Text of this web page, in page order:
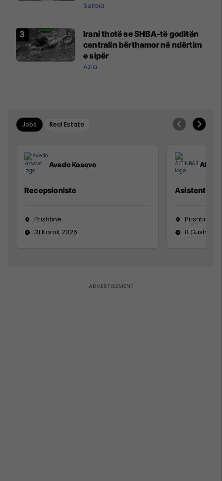
Serbia
Irani thotë se SHBA-të goditën
centralin bërthamor në ndërtim
e sipër
Azia
Jobs Real Estate
Avedo Kosovo
Recepsioniste
Prishtinë
31 Korrik 2026
Asistente e
Prishtinë
8 Gusht